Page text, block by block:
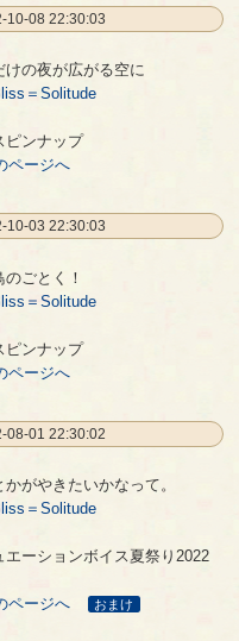
10-08 22:30:03
けの夜が広がる空に
＝Solitude
ピンナップ
ページへ
10-03 22:30:03
ごとく！
＝Solitude
ピンナップ
ページへ
08-01 22:30:02
妃芽
がやきたいかなって。
＝Solitude
ーションボイス夏祭り2022
ページへ
おまけ